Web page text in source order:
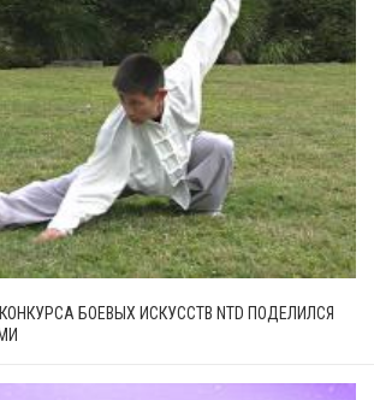
БОЕВЫХ ИСКУССТВ NTD ПОДЕЛИЛСЯ